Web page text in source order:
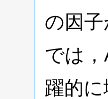
の因
では
躍的